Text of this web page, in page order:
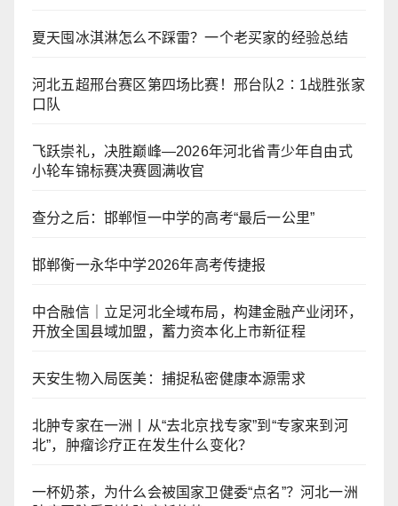
夏天囤冰淇淋怎么不踩雷？一个老买家的经验总结
河北五超邢台赛区第四场比赛！邢台队2∶1战胜张家
口队
飞跃崇礼，决胜巅峰—2026年河北省青少年自由式
小轮车锦标赛决赛圆满收官
查分之后：邯郸恒一中学的高考“最后一公里”
邯郸衡一永华中学2026年高考传捷报
中合融信｜立足河北全域布局，构建金融产业闭环，
开放全国县域加盟，蓄力资本化上市新征程
天安生物入局医美：捕捉私密健康本源需求
北肿专家在一洲丨从“去北京找专家”到“专家来到河
北”，肿瘤诊疗正在发生什么变化？
一杯奶茶，为什么会被国家卫健委“点名”？河北一洲